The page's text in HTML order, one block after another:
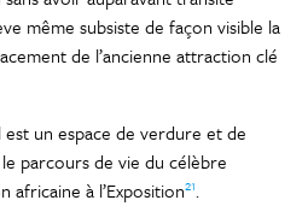
même subsiste de façon visible la
de l’ancienne attraction clé
un espace de verdure et de
parcours de vie du célèbre
africaine à l’Exposition21.